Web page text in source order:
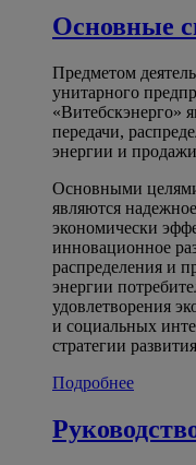
Основные
Предметом
унитарного
«Витебскэнерго»
передачи,
энергии и
Основными
являются
экономически
инновационное
распределения и
энергии
удовлетворения
и социальных
стратегии
Подробнее